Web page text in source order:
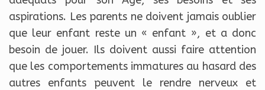
aspirations. Les parents ne doivent jamais oublier
que leur enfant reste un « enfant », et a donc
besoin de jouer. Ils doivent aussi faire attention
que les comportements immatures au hasard des
autres enfants peuvent le rendre nerveux et